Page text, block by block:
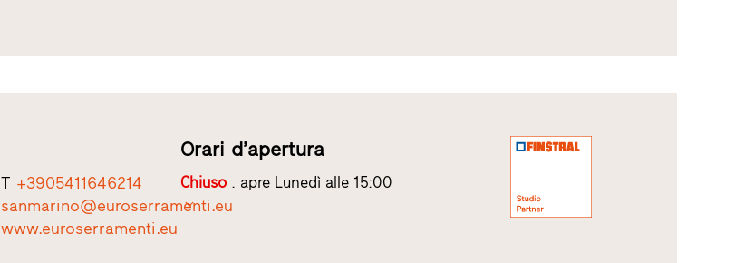
T +3905411646214
sanmarino@euroserramenti.eu
www.euroserramenti.eu
Orari d’apertura
Chiuso. apre Lunedì alle 15:00